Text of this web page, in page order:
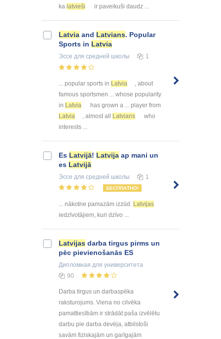
ka latvieši ir paveikuši daudz ...
Latvia and Latvians. Popular
Sports in Latvia
Эссе для средней школы 1
... popular sports in Latvia
, about
famous sportsmen ... whose popularity
in Latvia
has grown a ... player from
Latvia
, almost all Latvians
who
interests ...
Es Latvijā! Latvija ap mani un
es Latvijā
Эссе для средней школы 1
БЕСПЛАТНО!
... nākotne pamazām izzūd. Latvijas
iedzīvotājiem, kuri dzīvo ...
Latvijas darba tirgus pirms un
pēc pievienošanās ES
Дипломная для университета
90
Darba tirgus un darbaspēka
raksturojums. Viena no cilvēka
pamattiesībām ir strādāt paša izvēlētu
darbu pie darba devēja, atbilstoši
savām fiziskajām un garīgajām